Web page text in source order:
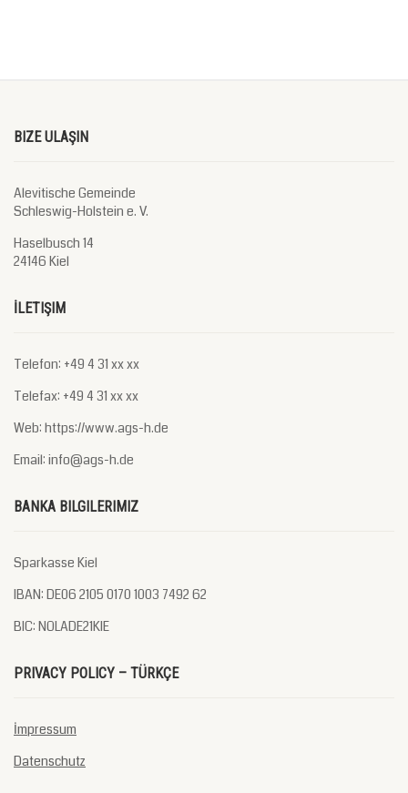
BIZE ULAŞIN
Alevitische Gemeinde
Schleswig-Holstein e. V.
Haselbusch 14
24146 Kiel
İLETIŞIM
Telefon: +49 4 31 xx xx
Telefax: +49 4 31 xx xx
Web: https://www.ags-h.de
Email: info@ags-h.de
BANKA BILGILERIMIZ
Sparkasse Kiel
IBAN: DE06 2105 0170 1003 7492 62
BIC: NOLADE21KIE
PRIVACY POLICY – TÜRKÇE
İmpressum
Datenschutz